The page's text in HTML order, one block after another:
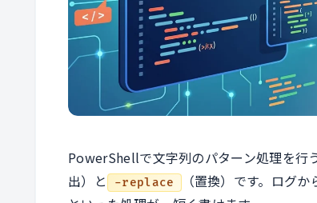
PowerShellで文字列のパターン処理を行
出）と
-replace
（置換）です。ログ